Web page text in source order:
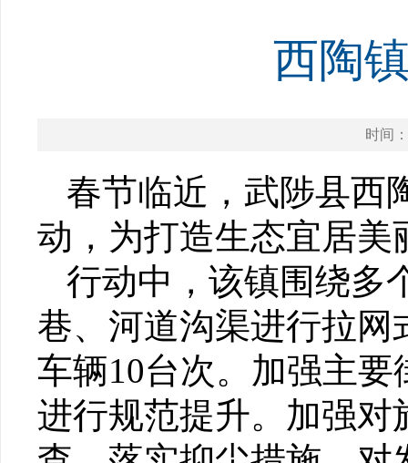
西陶
时间
春节临近，武陟县西
动，为打造生态宜居
行动中，该镇围绕多
巷、河道沟渠进行拉网
车辆10台次。加强主
进行规范提升。加强